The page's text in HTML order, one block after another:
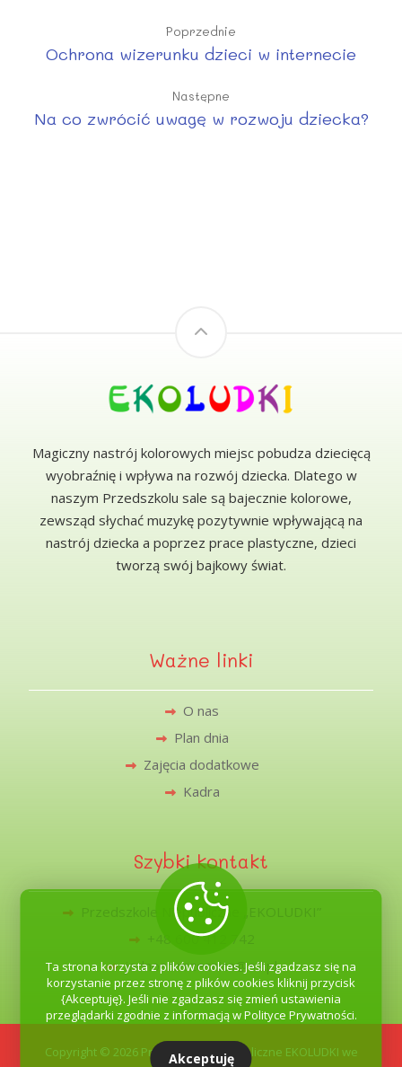
Poprzednie
Ochrona wizerunku dzieci w internecie
Następne
Na co zwrócić uwagę w rozwoju dziecka?
Magiczny nastrój kolorowych miejsc pobudza dziecięcą
wyobraźnię i wpływa na rozwój dziecka. Dlatego w
naszym Przedszkolu sale są bajecznie kolorowe,
zewsząd słychać muzykę pozytywnie wpływającą na
nastrój dziecka a poprzez prace plastyczne, dzieci
tworzą swój bajkowy świat.
Ważne linki
O nas
Plan dnia
Zajęcia dodatkowe
Kadra
Szybki kontakt
Przedszkole Niepubliczne „EKOLUDKI”
+48 600 412 742
jednoscwrzesnica@o2.pl
Copyright © 2026 Przedszkole Niepubliczne EKOLUDKI we
Ta strona korzysta z plików cookies. Jeśli zgadzasz się na
korzystanie przez stronę z plików cookies kliknij przycisk
{Akceptuję}. Jeśli nie zgadzasz się zmień ustawienia
przeglądarki zgodnie z informacją w Polityce Prywatności.
Akceptuję